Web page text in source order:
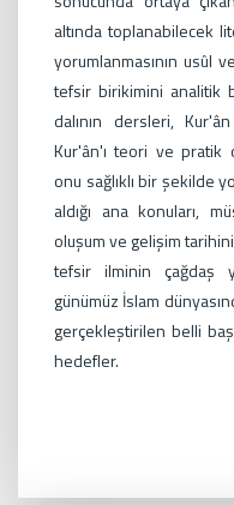
altında toplanabilecek
yorumlanmasının usûl
tefsir birikimini analitik
dalının dersleri,
Kur'ân'ı teori ve pratik
onu sağlıklı bir şekilde
aldığı ana konuları,
oluşum ve gelişim
tefsir ilminin çağdaş
günümüz İslam
gerçekleştirilen belli
hedefler.